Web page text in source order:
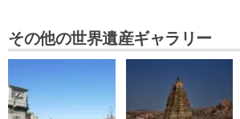
その他の世界遺産ギャラリー